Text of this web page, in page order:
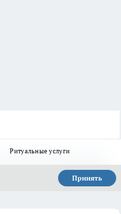
Ритуальные услуги
Принять